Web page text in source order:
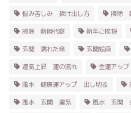
悩み苦しみ 抜け出し方 掃除
掃除 新陳代謝 新年ご挨拶
玄関 濡れた傘 玄関絵画
運気上昇 運の流れ 金運アッ
風水 健康運アップ 出し切る
風水 玄関 運気 風水 玄関